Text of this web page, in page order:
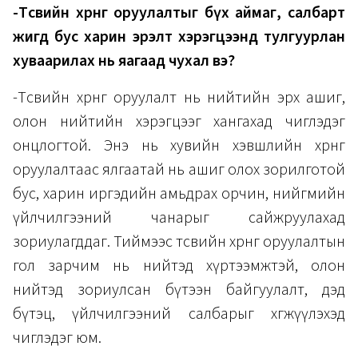
-Төсвийн хөрөнгө оруулалтыг бүх аймаг, салбарт
жигд бус харин эрэлт хэрэгцээнд тулгуурлан
хуваарилах нь яагаад чухал вэ?
-Төсвийн хөрөнгө оруулалт нь нийтийн эрх ашиг,
олон нийтийн хэрэгцээг хангахад чиглэдэг
онцлогтой. Энэ нь хувийн хэвшлийн хөрөнгө
оруулалтаас ялгаатай нь ашиг олох зорилготой
бус, харин иргэдийн амьдрах орчин, нийгмийн
үйлчилгээний чанарыг сайжруулахад
зориулагддаг. Тиймээс төсвийн хөрөнгө оруулалтын
гол зарчим нь нийтэд хүртээмжтэй, олон
нийтэд зориулсан бүтээн байгуулалт, дэд
бүтэц, үйлчилгээний салбарыг хөгжүүлэхэд
чиглэдэг юм.